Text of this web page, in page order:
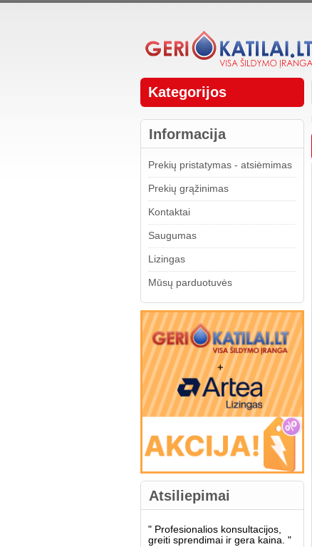
Kategorijos
Informacija
Prekių pristatymas - atsiėmimas
Prekių grąžinimas
Kontaktai
Saugumas
Lizingas
Mūsų parduotuvės
Atsiliepimai
" Profesionalios konsultacijos,
greiti sprendimai ir gera kaina. "